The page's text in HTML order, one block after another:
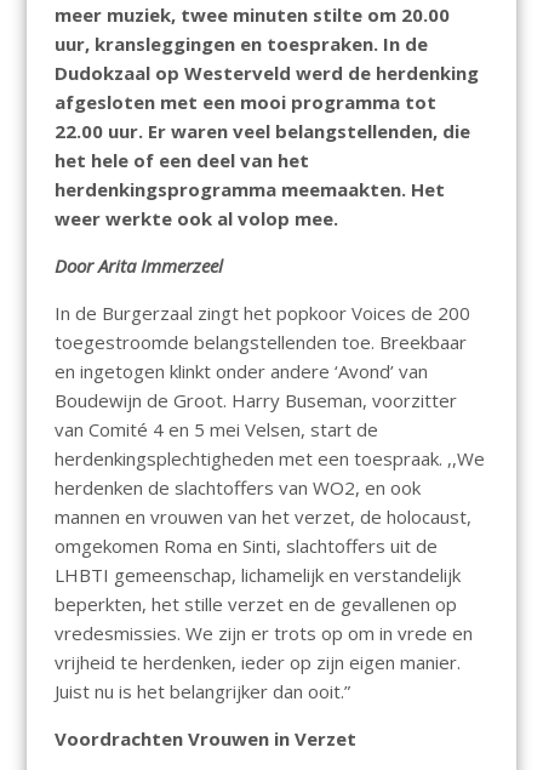
meer muziek, twee minuten stilte om 20.00
uur, kransleggingen en toespraken. In de
Dudokzaal op Westerveld werd de herdenking
afgesloten met een mooi programma tot
22.00 uur. Er waren veel belangstellenden, die
het hele of een deel van het
herdenkingsprogramma meemaakten. Het
weer werkte ook al volop mee.
Door Arita Immerzeel
In de Burgerzaal zingt het popkoor Voices de 200
toegestroomde belangstellenden toe. Breekbaar
en ingetogen klinkt onder andere ‘Avond’ van
Boudewijn de Groot. Harry Buseman, voorzitter
van Comité 4 en 5 mei Velsen, start de
herdenkingsplechtigheden met een toespraak. ,,We
herdenken de slachtoffers van WO2, en ook
mannen en vrouwen van het verzet, de holocaust,
omgekomen Roma en Sinti, slachtoffers uit de
LHBTI gemeenschap, lichamelijk en verstandelijk
beperkten, het stille verzet en de gevallenen op
vredesmissies. We zijn er trots op om in vrede en
vrijheid te herdenken, ieder op zijn eigen manier.
Juist nu is het belangrijker dan ooit.”
Voordrachten Vrouwen in Verzet